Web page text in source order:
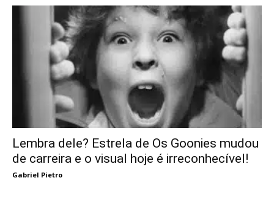
Lembra dele? Estrela de Os Goonies mudou
de carreira e o visual hoje é irreconhecível!
Gabriel Pietro